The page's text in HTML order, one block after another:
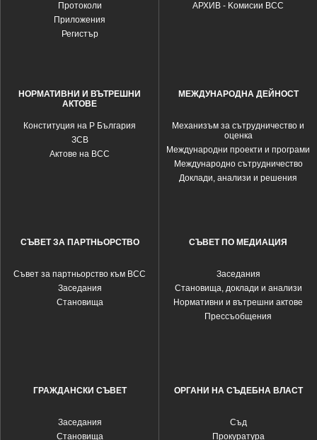
Протоколи
Приложения
Регистър
АРХИВ - Kомисии ВСС
НОРМАТИВНИ И ВЪТРЕШНИ
АКТОВЕ
Конституция на Р България
ЗСВ
Актове на ВСС
МЕЖДУНАРОДНА ДЕЙНОСТ
Механизъм за сътрудничество и
оценка
Международни проекти и програми
Международно сътрудничество
Доклади, анализи и решения
СЪВЕТ ЗА ПАРТНЬОРСТВО
Съвет за партньорство към ВСС
Заседания
Становища
СЪВЕТ ПО МЕДИАЦИЯ
Заседания
Становища, доклади и анализи
Нормативни и вътрешни актове
Прессъобщения
ГРАЖДАНСКИ СЪВЕТ
Заседания
Становища
ОРГАНИ НА СЪДЕБНА ВЛАСТ
Съд
Прокуратура